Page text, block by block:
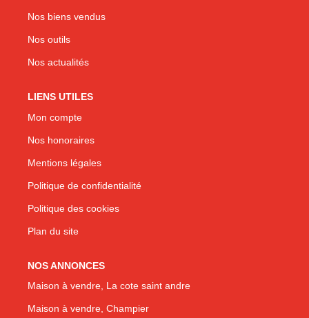
Nos biens vendus
Nos outils
Nos actualités
LIENS UTILES
Mon compte
Nos honoraires
Mentions légales
Politique de confidentialité
Politique des cookies
Plan du site
NOS ANNONCES
Maison à vendre, La cote saint andre
Maison à vendre, Champier